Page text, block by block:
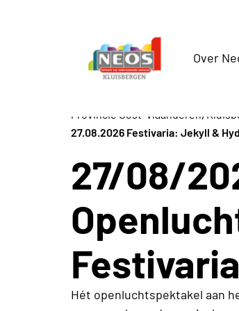
Provincie Oost-Vlaanderen/
27.08.2026 Festivaria: Jekyll &
27/08/
Hét openluchtspektakel aan